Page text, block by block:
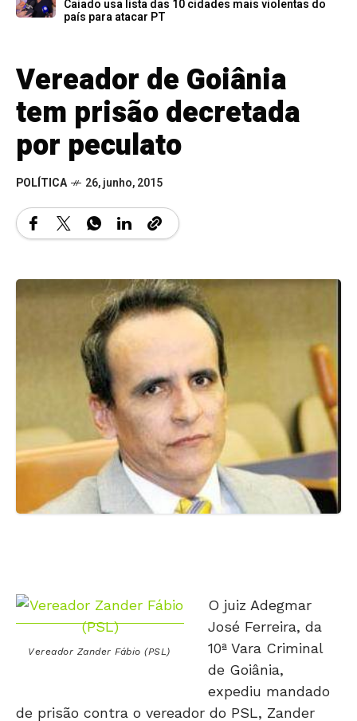
Caiado usa lista das 10 cidades mais violentas do
país para atacar PT
Vereador de Goiânia
tem prisão decretada
por peculato
POLÍTICA 26, junho, 2015
Vereador Zander Fábio (PSL)
José Ferreira, da
10ª Vara Criminal
de Goiânia,
expediu mandado
de prisão contra o vereador do PSL, Zander
Fábio.